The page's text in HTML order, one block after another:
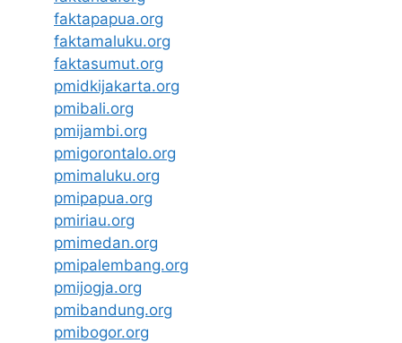
faktapapua.org
faktamaluku.org
faktasumut.org
pmidkijakarta.org
pmibali.org
pmijambi.org
pmigorontalo.org
pmimaluku.org
pmipapua.org
pmiriau.org
pmimedan.org
pmipalembang.org
pmijogja.org
pmibandung.org
pmibogor.org